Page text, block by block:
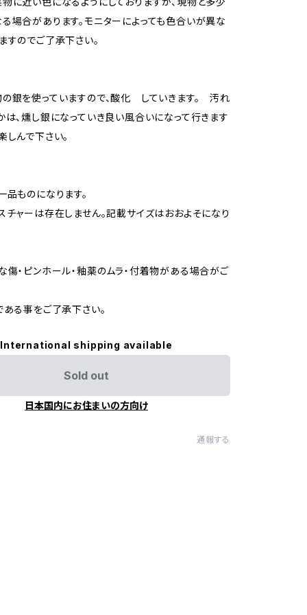
場合があります。モニターによっても色合いが異な
すのでご了承下さい。
銀を使っていますので、酸化 していきます。 汚れ
は、燻し銀になっていき良い風合いになって行きます
しんで下さい。
品ものになります。
チャーは存在しません。記載サイズはおおよそになり
傷・ピンホール・釉薬のムラ・付着物がある場合がご
ある事をご了承下さい。
International shipping available
Sold out
日本国内にお住まいの方向け
通報する